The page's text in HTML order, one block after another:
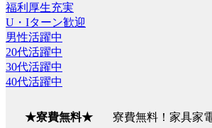
福利厚生充実
U・Iターン歓迎
男性活躍中
20代活躍中
30代活躍中
40代活躍中
★寮費無料★ 寮費無料！家具家